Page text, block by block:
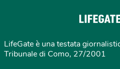
LifeGate è una testata
Tribunale di Como, 27/2001